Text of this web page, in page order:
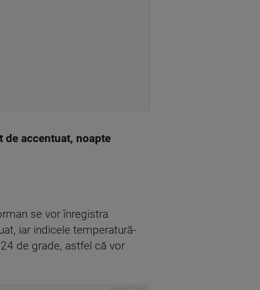
de accentuat, noapte
se vor înregistra
iar indicele temperatură-
de grade, astfel că vor